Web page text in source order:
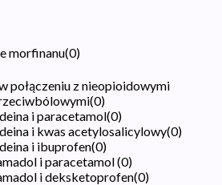
morfinanu(0)
połączeniu z nieopioidowymi
(0)
i paracetamol(0)
i kwas acetylosalicylowy(0)
i ibuprofen(0)
i paracetamol(0)
i deksketoprofen(0)